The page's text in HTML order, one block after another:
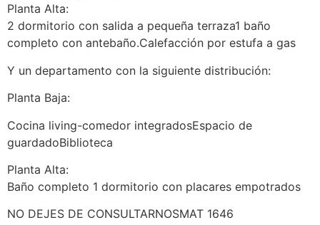
Planta Alta:
2 dormitorio con salida a pequeña terraza1 baño
completo con antebaño.Calefacción por estufa a gas
Y un departamento con la siguiente distribución:
Planta Baja:
Cocina living-comedor integradosEspacio de
guardadoBiblioteca
Planta Alta:
Baño completo 1 dormitorio con placares empotrados
NO DEJES DE CONSULTARNOSMAT 1646